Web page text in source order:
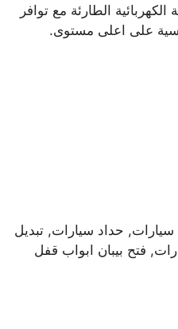
الطارئة مع توافر
على اعلى مستوى.
حداد سيارات, تبديل
فتح بيبان ابواب قفل